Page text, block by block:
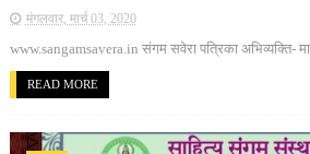
मंगलवार, मार्च 03, 2020
www.sangamsavera.in संगम सवेरा पत्रिका अभिव्यक्ति-
READ MORE